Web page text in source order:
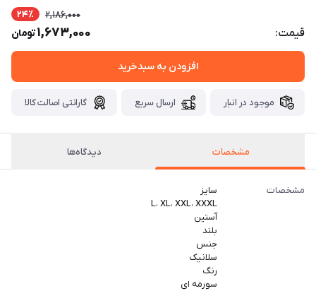
قیمت:
2,186,000 24٪
1,673,000تومان
افزودن به سبدخرید
موجود در انبار ارسال سریع گارانتی اصالت کالا
مشخصات دیدگاه‌ها
مشخصات
سایز
L، XL، XXL، XXXL
آستین
بلند
جنس
سلانیک
رنگ
سورمه ای